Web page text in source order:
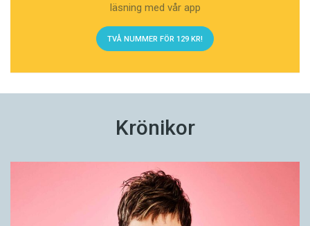
läsning med vår app
TVÅ NUMMER FÖR 129 KR!
Krönikor